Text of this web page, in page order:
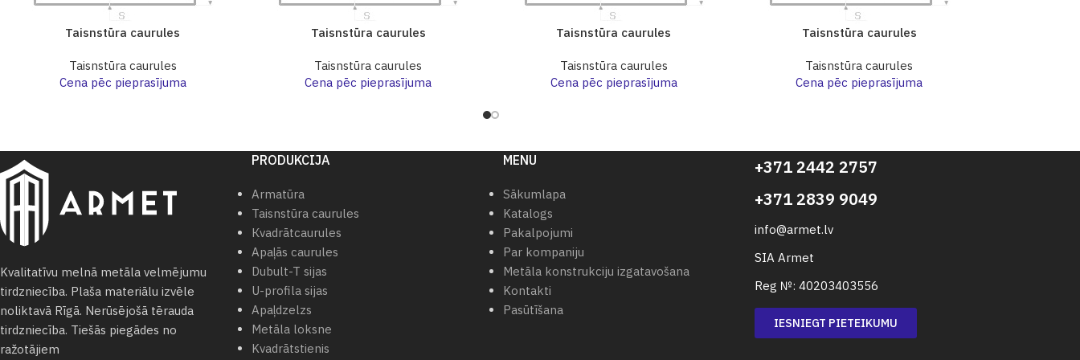
Taisnstūra caurules
Taisnstūra caurules
Cena pēc pieprasījuma
Taisnstūra caurules
Taisnstūra caurules
Cena pēc pieprasījuma
Taisnstūra caurules
Taisnstūra caurules
Cena pēc pieprasījuma
Taisnstūra caurules
Taisnstūra caurules
Cena pēc pieprasījuma
Kvalitatīvu melnā metāla velmējumu
tirdzniecība. Plaša materiālu izvēle
noliktavā Rīgā. Nerūsējošā tērauda
tirdzniecība. Tiešās piegādes no
ražotājiem
PRODUKCIJA
Armatūra
Taisnstūra caurules
Кvadrātcaurules
Apaļās caurules
Dubult-T sijas
U-profila sijas
Apaļdzelzs
Metāla loksne
Kvadrātstienis
MENU
Sākumlapa
Katalogs
Pakalpojumi
Par kompaniju
Metāla konstrukciju izgatavošana
Kontakti
Pasūtīšana
+371 2442 2757
+371 2839 9049
info@armet.lv
SIA Armet
Reg №: 40203403556
IESNIEGT PIETEIKUMU